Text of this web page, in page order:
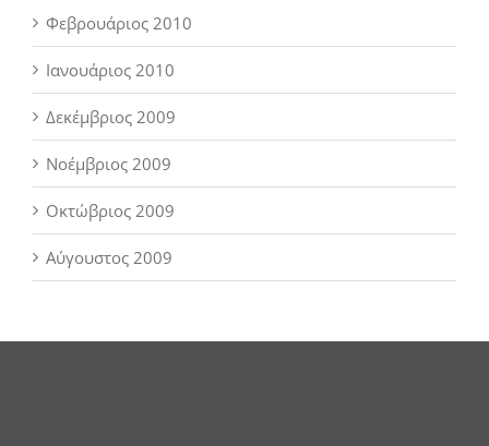
Φεβρουάριος 2010
Ιανουάριος 2010
Δεκέμβριος 2009
Νοέμβριος 2009
Οκτώβριος 2009
Αύγουστος 2009